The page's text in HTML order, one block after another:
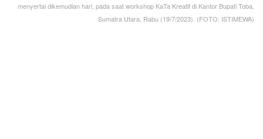
menyertai dikemudian hari, pada saat workshop KaTa Kreatif di Kantor Bupati Toba,
Sumatra Utara, Rabu (19/7/2023). (FOTO: ISTIMEWA)